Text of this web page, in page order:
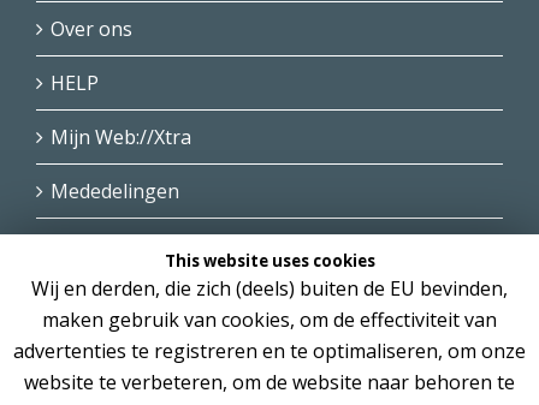
Over ons
HELP
Mijn Web://Xtra
Mededelingen
Copyright © 2004 - 2025 Web://Xtra , alle rechten
This website uses cookies
Wij en derden, die zich (deels) buiten de EU bevinden,
maken gebruik van cookies, om de effectiviteit van
advertenties te registreren en te optimaliseren, om onze
website te verbeteren, om de website naar behoren te